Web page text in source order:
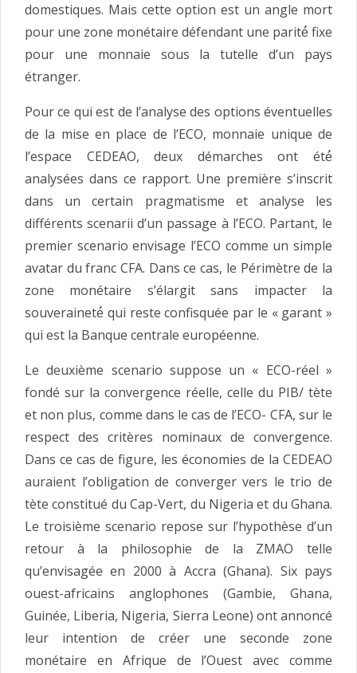
domestiques. Mais cette option est un angle mort
pour une zone monétaire défendant une parité́ fixe
pour une monnaie sous la tutelle d’un pays
étranger.
Pour ce qui est de l’analyse des options éventuelles
de la mise en place de l’ECO, monnaie unique de
l’espace CEDEAO, deux démarches ont été́
analysées dans ce rapport. Une première s’inscrit
dans un certain pragmatisme et analyse les
différents scenarii d’un passage à l’ECO. Partant, le
premier scenario envisage l’ECO comme un simple
avatar du franc CFA. Dans ce cas, le Périmètre de la
zone monétaire s’élargit sans impacter la
souveraineté́ qui reste confisquée par le « garant »
qui est la Banque centrale européenne.
Le deuxième scenario suppose un « ECO-réel »
fondé sur la convergence réelle, celle du PIB/ tète
et non plus, comme dans le cas de l’ECO- CFA, sur le
respect des critères nominaux de convergence.
Dans ce cas de figure, les économies de la CEDEAO
auraient l’obligation de converger vers le trio de
tète constitué du Cap-Vert, du Nigeria et du Ghana.
Le troisième scenario repose sur l’hypothèse d’un
retour à la philosophie de la ZMAO telle
qu’envisagée en 2000 à Accra (Ghana). Six pays
ouest-africains anglophones (Gambie, Ghana,
Guinée, Liberia, Nigeria, Sierra Leone) ont annoncé
leur intention de créer une seconde zone
monétaire en Afrique de l’Ouest avec comme